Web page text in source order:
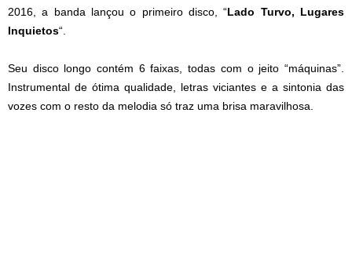
2016, a banda lançou o primeiro disco, “Lado Turvo, Lugares
Inquietos“.
Seu disco longo contém 6 faixas, todas com o jeito “máquinas”.
Instrumental de ótima qualidade, letras viciantes e a sintonia das
vozes com o resto da melodia só traz uma brisa maravilhosa.